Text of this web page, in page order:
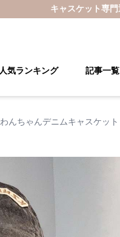
キャスケット専門
人気ランキング 記事一覧
わんちゃんデニムキャスケット